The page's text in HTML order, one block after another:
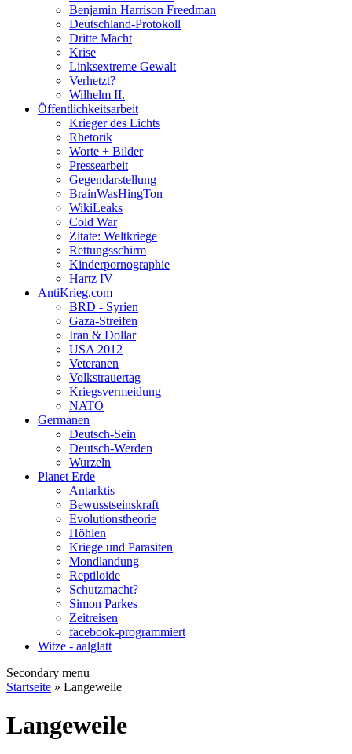
Benjamin Harrison Freedman
Deutschland-Protokoll
Dritte Macht
Krise
Linksextreme Gewalt
Verhetzt?
Wilhelm II.
Öffentlichkeitsarbeit
Krieger des Lichts
Rhetorik
Worte + Bilder
Pressearbeit
Gegendarstellung
BrainWasHingTon
WikiLeaks
Cold War
Zitate: Weltkriege
Rettungsschirm
Kinderpornographie
Hartz IV
AntiKrieg.com
BRD - Syrien
Gaza-Streifen
Iran & Dollar
USA 2012
Veteranen
Volkstrauertag
Kriegsvermeidung
NATO
Germanen
Deutsch-Sein
Deutsch-Werden
Wurzeln
Planet Erde
Antarktis
Bewusstseinskraft
Evolutionstheorie
Höhlen
Kriege und Parasiten
Mondlandung
Reptiloide
Schutzmacht?
Simon Parkes
Zeitreisen
facebook-programmiert
Witze - aalglatt
Secondary menu
Startseite » Langeweile
Langeweile